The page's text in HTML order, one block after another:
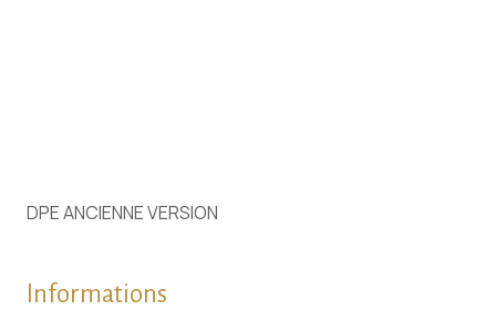
DPE ANCIENNE VERSION
Informations